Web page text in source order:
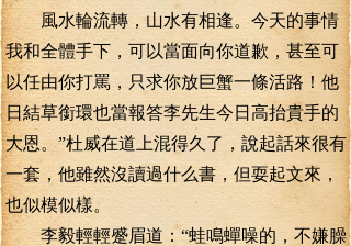
風水輪流轉，山水有相逢。今天的事情
我和全體手下，可以當面向你道歉，甚至可
以任由你打罵，只求你放巨蟹一條活路！他
日結草銜環也當報答李先生今日高抬貴手的
大恩。”杜威在道上混得久了，說起話來很有
一套，他雖然沒讀過什么書，但耍起文來，
也似模似樣。
李毅輕輕蹙眉道：“蛙鳴蟬噪的，不嫌臊